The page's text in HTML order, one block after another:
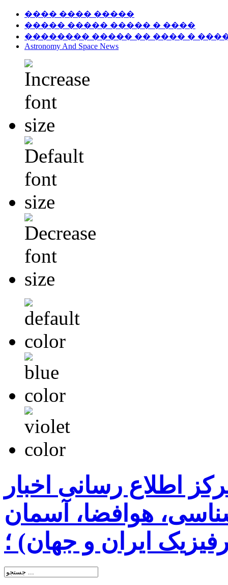
���� ���� �����
����� ����� ����� � ����
�������� ����� �� ���� �
Astronomy And Space News
اطلاع رسانی اخبار
هوافضا، آسمان
ایران و جهان) ؛